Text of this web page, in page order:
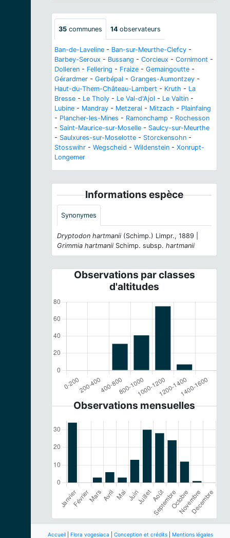
35 communes 14 observateurs
Ban-de-Laveline - Ban-sur-Meurthe-Clefcy -
Barbey-Seroux - Bussang - Corcieux - Cornimont -
Dolleren - Fellering - Fraize - Gemaingoutte -
Gérardmer - Gerbépal - Granges-Aumontzey -
Haut-du-Them-Château-Lambert - Kruth - La
Bresse - Le Tholy - Le Val-d'Ajol - Le Valtin -
Lubine - Mandray - Metzeral - Mitzach - Plainfaing
- Plancher-les-Mines - Ramonchamp - Rochesson
- Saint-Maurice-sur-Moselle - Saulcy-sur-Meurthe
- Saulxures-sur-Moselotte - Storckensohn -
Stosswihr - Wegscheid - Wildenstein - Xonrupt-
Longemer
Informations espèce
Synonymes
Dryptodon hartmanii (Schimp.) Limpr., 1889 |
Grimmia hartmanii Schimp. subsp. hartmanii
Observations par classes
d'altitudes
Observations mensuelles
Accueil Flora vogesiaca Conception et crédits Mentions légales